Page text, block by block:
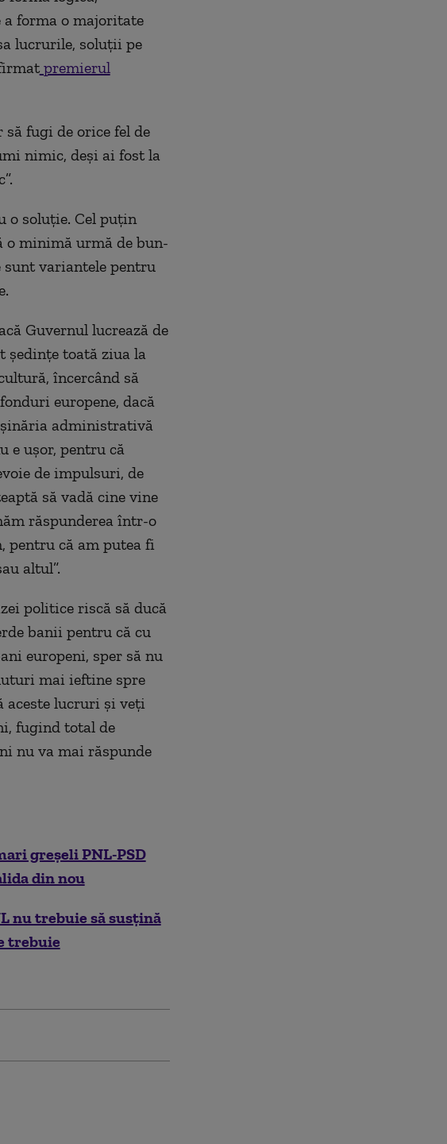
a forma o majoritate
lucrurile, soluții pe
premierul
fugi de orice fel de
nimic, deși ai fost la
o soluție. Cel puțin
o minimă urmă de bun-
sunt variantele pentru
Guvernul lucrează de
ședințe toată ziua la
încercând să
europene, dacă
administrativă
e ușor, pentru că
de impulsuri, de
să vadă cine vine
răspunderea într-o
pentru că am putea fi
altul”.
politice riscă să ducă
banii pentru că cu
europeni, sper să nu
mai ieftine spre
aceste lucruri și veți
fugind total de
nu va mai răspunde
greșeli PNL-PSD
din nou
nu trebuie să susțină
trebuie